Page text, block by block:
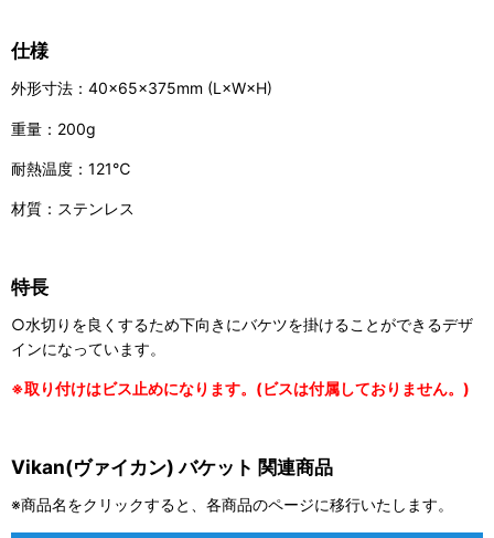
仕様
外形寸法：40×65×375mm (L×W×H)
重量：200g
耐熱温度：121℃
材質：ステンレス
特長
○水切りを良くするため下向きにバケツを掛けることができるデザ
インになっています。
※取り付けはビス止めになります。(ビスは付属しておりません。)
Vikan(ヴァイカン) バケット 関連商品
※商品名をクリックすると、各商品のページに移行いたします。